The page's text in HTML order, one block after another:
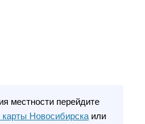
местности перейдите
карты Новосибирскаили